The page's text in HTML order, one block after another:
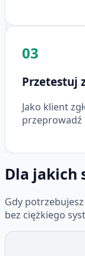
03
Przetestuj
Jako klient
przeprowadź
Dla jakich
Gdy
bez ciężkiego